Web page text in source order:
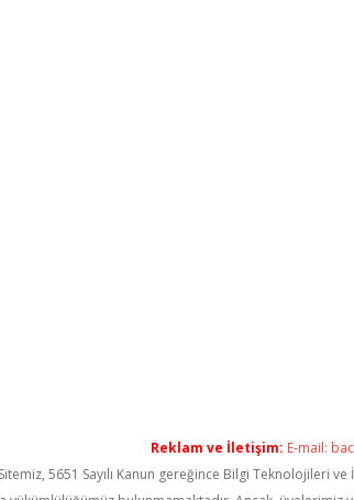
Reklam ve İletişim: E-mail:
Sitemiz, 5651 Sayılı Kanun gereğince Bilgi Teknolojileri